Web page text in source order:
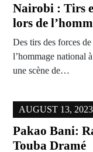
Nairobi : Tirs
lors de
Des tirs des forces
l’hommage national
une scène de…
AUGUST 13, 2023
Pakao Bani:
Touba Dramé